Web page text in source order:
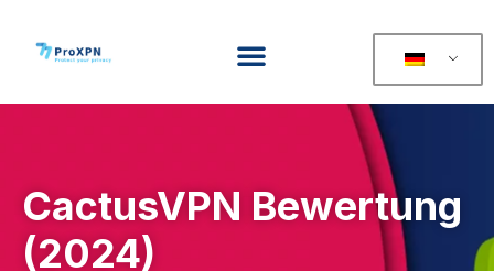
CactusVPN Bewertung
(2024)